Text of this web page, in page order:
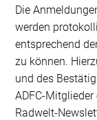
Die
werden
entsprechend
zu können.
und des
ADFC-
Radwelt-